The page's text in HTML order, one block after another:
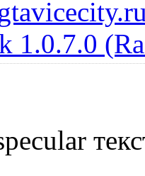
1.0.7.0